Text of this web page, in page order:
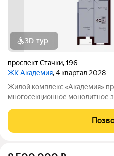
3D-тур
проспект Стачки,196
ЖК Академия, 4 квартал 2028
Жилой комплекс «Академия»
многосекционное монолитное
не осуществляется.
территории включает в себя